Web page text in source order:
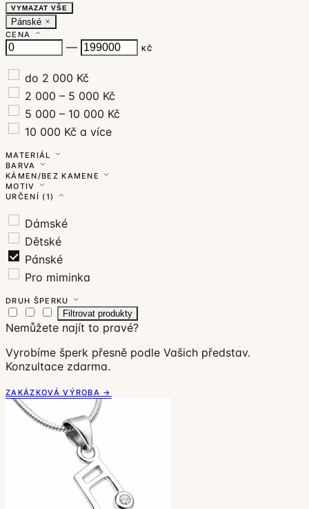
VYMAZAT VŠE
Pánské
CENA
— KČ
do 2 000 Kč
2 000 – 5 000 Kč
5 000 – 10 000 Kč
10 000 Kč a více
MATERIÁL
BARVA
KÁMEN/BEZ KAMENE
MOTIV
URČENÍ (1)
Dámské
Dětské
Pánské
Pro miminka
DRUH ŠPERKU
Filtrovat produkty
Nemůžete najít to pravé?
Vyrobíme šperk přesně podle Vašich představ.
Konzultace zdarma.
ZAKÁZKOVÁ VÝROBA →